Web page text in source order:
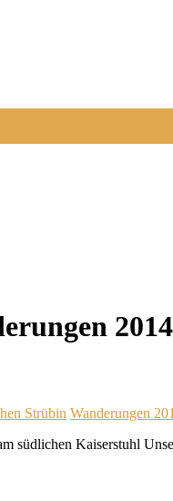
2014
Strübin Wanderungen
südlichen Kaiserstuhl